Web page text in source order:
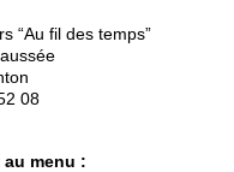
“Au fil des temps”
08
menu :